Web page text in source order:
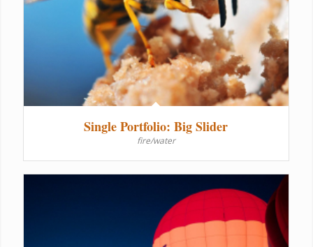
Single Portfolio: Big Slider
fire/water